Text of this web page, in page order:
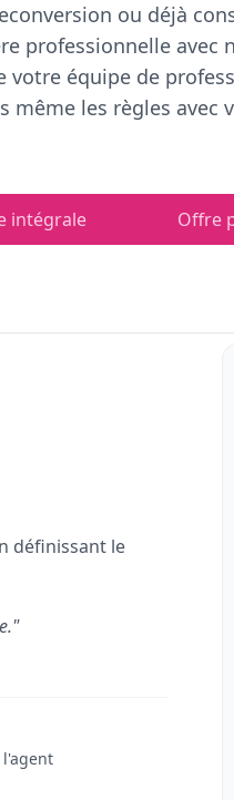
ou déjà
professionnelle avec
votre équipe de
même les règles avec
intégrale Offre
définissant le
l'agent